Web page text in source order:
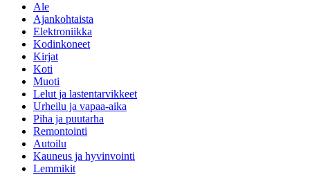
Ale
Ajankohtaista
Elektroniikka
Kodinkoneet
Kirjat
Koti
Muoti
Lelut ja lastentarvikkeet
Urheilu ja vapaa-aika
Piha ja puutarha
Remontointi
Autoilu
Kauneus ja hyvinvointi
Lemmikit